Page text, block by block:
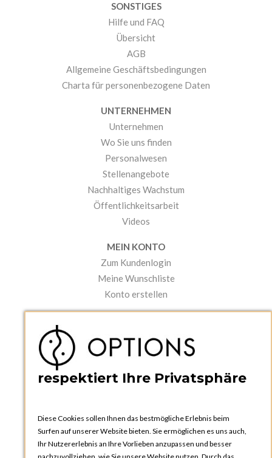
SONSTIGES
Hilfe und FAQ
Übersicht
AGB
Allgemeine Geschäftsbedingungen
Charta für personenbezogene Daten
UNTERNEHMEN
Unternehmen
Wo Sie uns finden
Personalwesen
Stellenangebote
Nachhaltiges Wachstum
Öffentlichkeitsarbeit
Videos
MEIN KONTO
Zum Kundenlogin
Meine Wunschliste
Konto erstellen
Kataloge und Bestellschein
Bedienungsanleitungen
respektiert Ihre Privatsphäre
Diese Cookies sollen Ihnen das bestmögliche Erlebnis beim
Surfen auf unserer Website bieten. Sie ermöglichen es uns auch,
Ihr Nutzererlebnis an Ihre Vorlieben anzupassen und besser